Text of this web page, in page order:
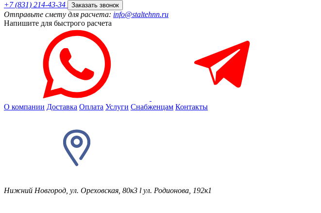
+7 (831) 214-43-34
Заказать звонок
Отправьте смету для расчета: info@staltehnn.ru
Напишите для быстрого расчета
О компании Доставка Оплата Услуги Снабженцам Контакты
Нижний Новгород, ул. Ореховская, 80к3 l ул. Родионова, 192к1